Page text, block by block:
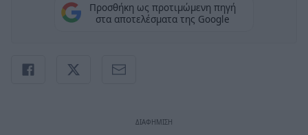
Προσθήκη ως προτιμώμενη πηγή
στα αποτελέσματα της Google